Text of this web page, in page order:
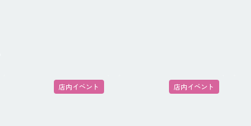
店内イベント 店内イベント